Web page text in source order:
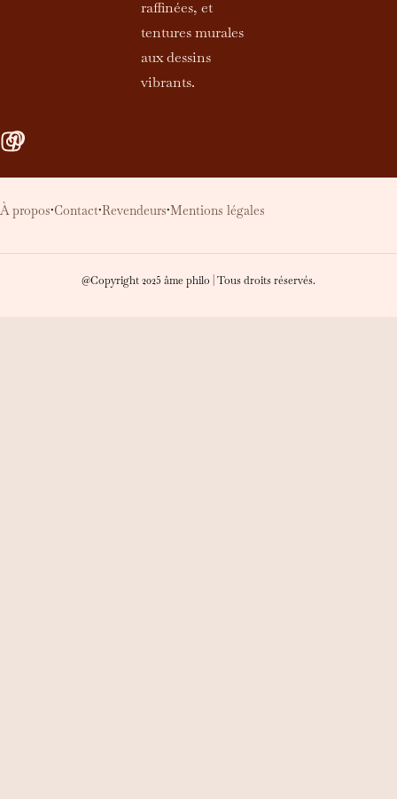
raffinées, et
tentures murales
aux dessins
vibrants.
À propos•Contact•Revendeurs•Mentions légales
@Copyright 2025 âme philo | Tous droits réservés.